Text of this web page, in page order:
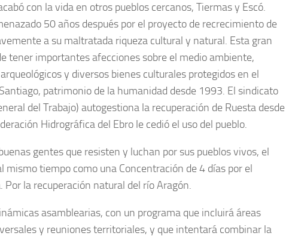
con la vida en otros pueblos cercanos, Tiermas y Escó.
50 años después por el proyecto de recrecimiento de
a su maltratada riqueza cultural y natural. Esta gran
tener importantes afecciones sobre el medio ambiente,
y diversos bienes culturales protegidos en el
patrimonio de la humanidad desde 1993. El sindicato
del Trabajo) autogestiona la recuperación de Ruesta desde
Hidrográfica del Ebro le cedió el uso del pueblo.
gentes que resisten y luchan por sus pueblos vivos, el
mismo tiempo como una Concentración de 4 días por el
Por la recuperación natural del río Aragón.
asamblearias, con un programa que incluirá áreas
y reuniones territoriales, y que intentará combinar la